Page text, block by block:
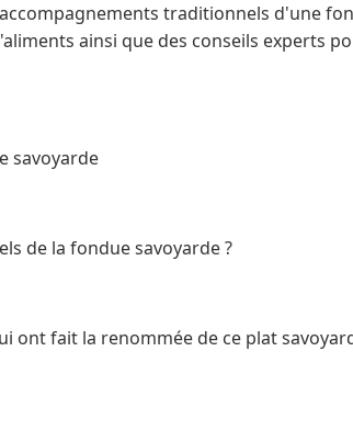
traditionnels d'une
ainsi que des conseils experts
savoyarde
de la fondue savoyarde ?
ont fait la renommée de ce plat